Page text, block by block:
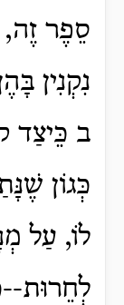
סֵפֶר
נִקְנִין
ב כֵּיצַד
כְּגוֹן
לוֹ, עַל